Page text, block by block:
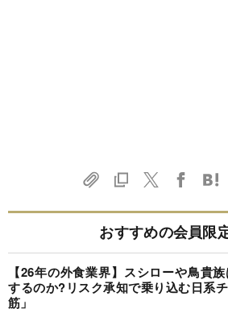
おすすめの会員限
【26年の外食業界】スシローや鳥貴
するのか?リスク承知で乗り込む日系
筋」